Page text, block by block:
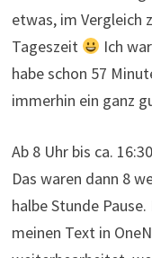
etwas, im Vergleich
Tageszeit
Ich
habe schon 57
immerhin ein ganz
Ab 8 Uhr bis ca.
Das waren dann 8
halbe Stunde
meinen Text in